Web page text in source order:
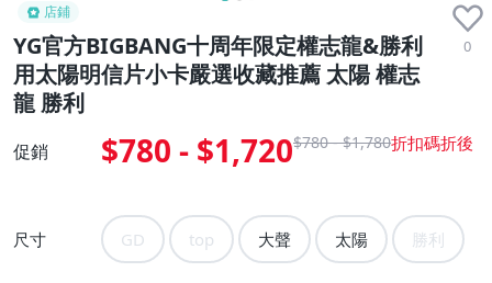
店鋪
YG官方BIGBANG十周年限定權志龍&勝利
用太陽明信片小卡嚴選收藏推薦 太陽 權志
龍 勝利
0
促銷 $780 - $1,720$780 - $1,780
尺寸 GD top 大聲 太陽 勝利